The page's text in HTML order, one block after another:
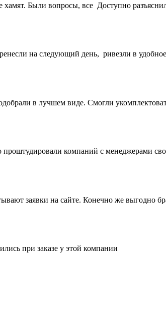
Были вопросы, все Доступно
на следующий день, ривезли в
в лучшем виде. Смогли
компаний с менеджерами
заявки на сайте. Конечно же выгодно
при заказе у этой компании